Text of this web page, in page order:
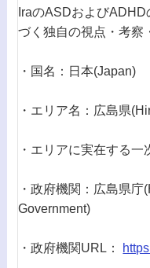
IraのASDおよび
づく独自の視点・考察
・国名：日本(Japan)
・エリア名：広島県
・エリアに実在する一
・政府機関：広島県
Government)
・政府機関URL：